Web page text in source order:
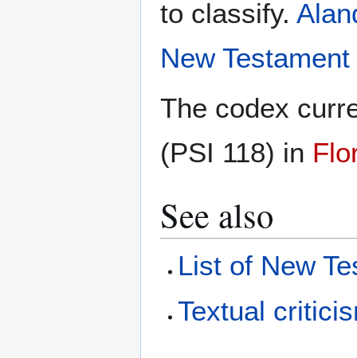
to classify.
New
The codex
(PSI 118) in
See also
List of New
Textual